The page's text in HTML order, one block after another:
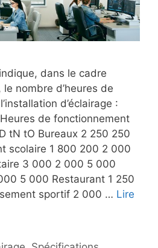
dans le cadre
le nombre d’heures de
d’éclairage :
de fonctionnement
tN tO Bureaux 2 250 250
scolaire 1 800 200 2 000
3 000 2 000 5 000
5 000 Restaurant 1 250
sportif 2 000 … Lire